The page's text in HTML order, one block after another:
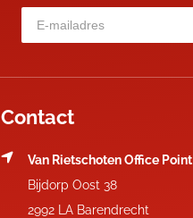
Contact
Van Rietschoten Office Point
Bijdorp Oost 38
2992 LA Barendrecht